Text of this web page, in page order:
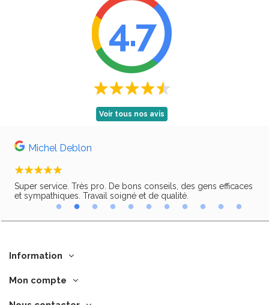
4.7
Voir tous nos avis
Michel Deblon
Super service. Très pro. De bons conseils, des gens efficaces
et sympathiques. Travail soigné et de qualité.
Information
Mon compte